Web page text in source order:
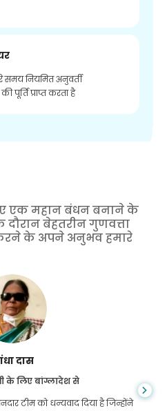
समय नियमित अनुवर्ती
पूर्ति प्राप्त करता है
एक महान बंधन बनाने के
दौरान बेहतरीन गुणवत्ता
करने के अपने अनुभव हमारे
दास
के लिए बांग्लादेश से
टीम को धन्यवाद दिया है जिन्होंने